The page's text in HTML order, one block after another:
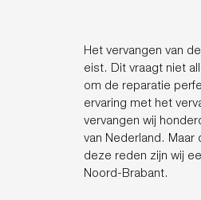
Het vervangen van
eist. Dit vraagt niet
om de reparatie
ervaring met het
vervangen wij
van Nederland.
deze reden zijn wij
Noord-Brabant.